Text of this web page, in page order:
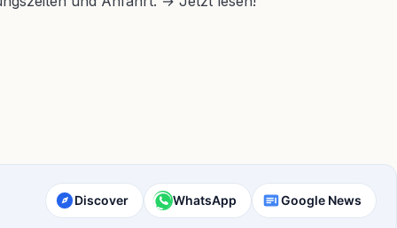
Discover WhatsApp Google News